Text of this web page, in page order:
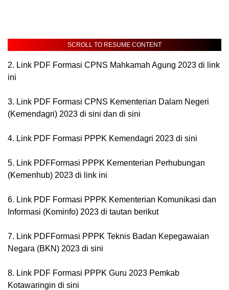
SCROLL TO RESUME CONTENT
2. Link PDF Formasi CPNS Mahkamah Agung 2023 di link
ini
3. Link PDF Formasi CPNS Kementerian Dalam Negeri
(Kemendagri) 2023 di sini dan di sini
4. Link PDF Formasi PPPK Kemendagri 2023 di sini
5. Link PDFFormasi PPPK Kementerian Perhubungan
(Kemenhub) 2023 di link ini
6. Link PDF Formasi PPPK Kementerian Komunikasi dan
Informasi (Kominfo) 2023 di tautan berikut
7. Link PDFFormasi PPPK Teknis Badan Kepegawaian
Negara (BKN) 2023 di sini
8. Link PDF Formasi PPPK Guru 2023 Pemkab
Kotawaringin di sini